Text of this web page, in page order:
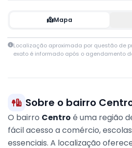
Mapa
+
Localização aproximada por questão de
exato é informado após o agendamento
Sobre o bairro
O bairro Centro é uma região
fácil acesso a comércio,
essenciais. A localização